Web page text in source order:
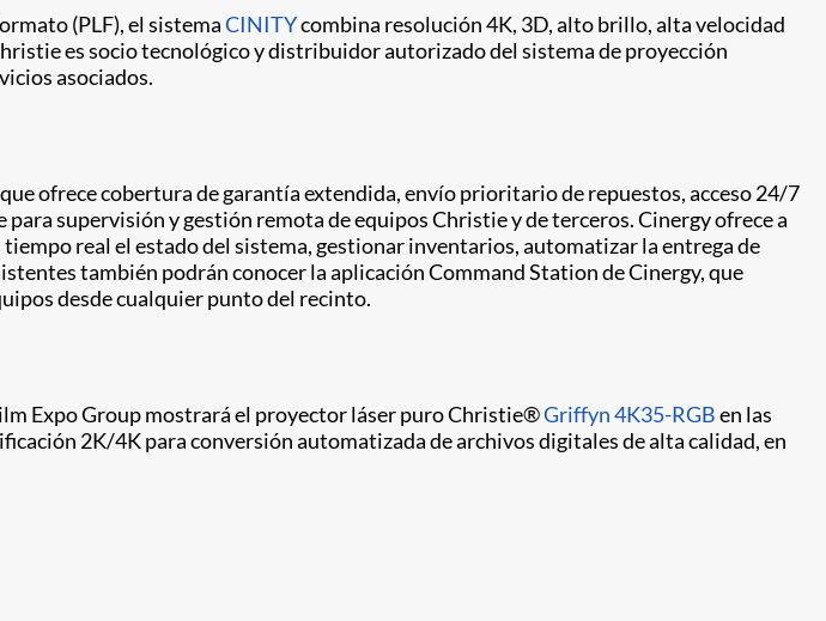
(PLF), el sistemaCINITYcombina resolución 4K, 3D, alto brillo, alta velocidad
es socio tecnológico y distribuidor autorizado del sistema de proyección
asociados.
ofrece cobertura de garantía extendida, envío prioritario de repuestos, acceso 24/7
para supervisión y gestión remota de equipos Christie y de terceros. Cinergy ofrece a
real el estado del sistema, gestionar inventarios, automatizar la entrega de
también podrán conocer la aplicación Command Station de Cinergy, que
desde cualquier punto del recinto.
Expo Group mostrará el proyector láser puro Christie®Griffyn 4K35-RGBen las
2K/4K para conversión automatizada de archivos digitales de alta calidad, en